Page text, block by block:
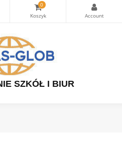
0
SZKÓŁ I BIUR